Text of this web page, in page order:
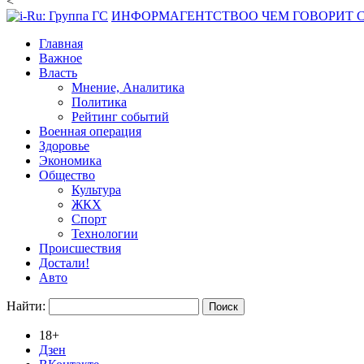
ИНФОРМАГЕНТСТВОО ЧЕМ ГОВОРИТ
Главная
Важное
Власть
Мнение, Аналитика
Политика
Рейтинг событий
Военная операция
Здоровье
Экономика
Общество
Культура
ЖКХ
Спорт
Технологии
Происшествия
Достали!
Авто
Найти:
18+
Дзен